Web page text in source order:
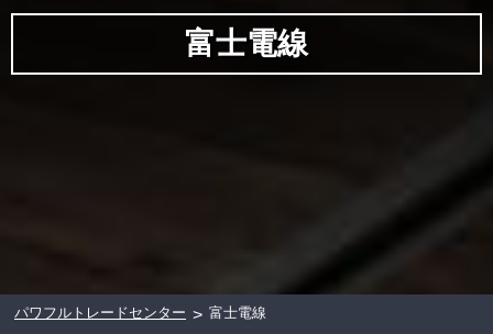
富士電線
パワフルトレードセンター > 富士電線